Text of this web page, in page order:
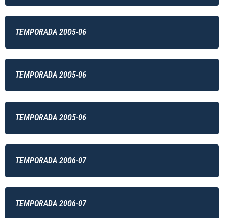
TEMPORADA 2005-06
TEMPORADA 2005-06
TEMPORADA 2005-06
TEMPORADA 2006-07
TEMPORADA 2006-07